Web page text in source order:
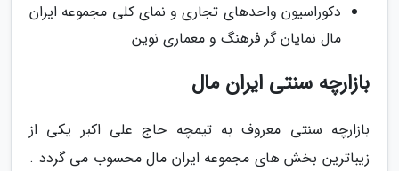
دکوراسیون واحدهای تجاری و نمای کلی مجموعه ایران
مال نمایان گر فرهنگ و معماری نوین
بازارچه سنتی ایران مال
بازارچه سنتی معروف به تیمچه حاج علی اکبر یکی از
زیباترین بخش های مجموعه ایران مال محسوب می گردد .